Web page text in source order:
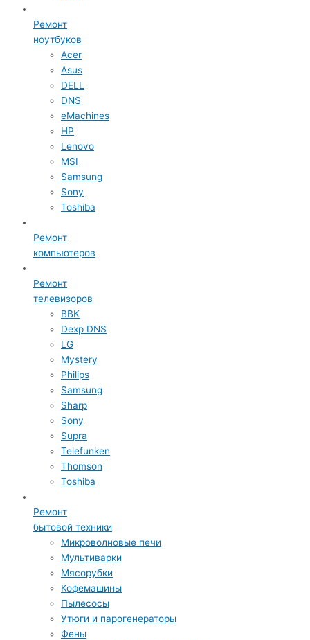
Ремонт
ноутбуков
Acer
Asus
DELL
DNS
eMachines
HP
Lenovo
MSI
Samsung
Sony
Toshiba
Ремонт
компьютеров
Ремонт
телевизоров
BBK
Dexp DNS
LG
Mystery
Philips
Samsung
Sharp
Sony
Supra
Telefunken
Thomson
Toshiba
Ремонт
бытовой техники
Микроволновые печи
Мультиварки
Мясорубки
Кофемашины
Пылесосы
Утюги и парогенераторы
Фены